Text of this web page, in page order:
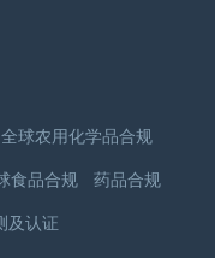
全球农用化学品合规
食品合规 药品合规
及认证